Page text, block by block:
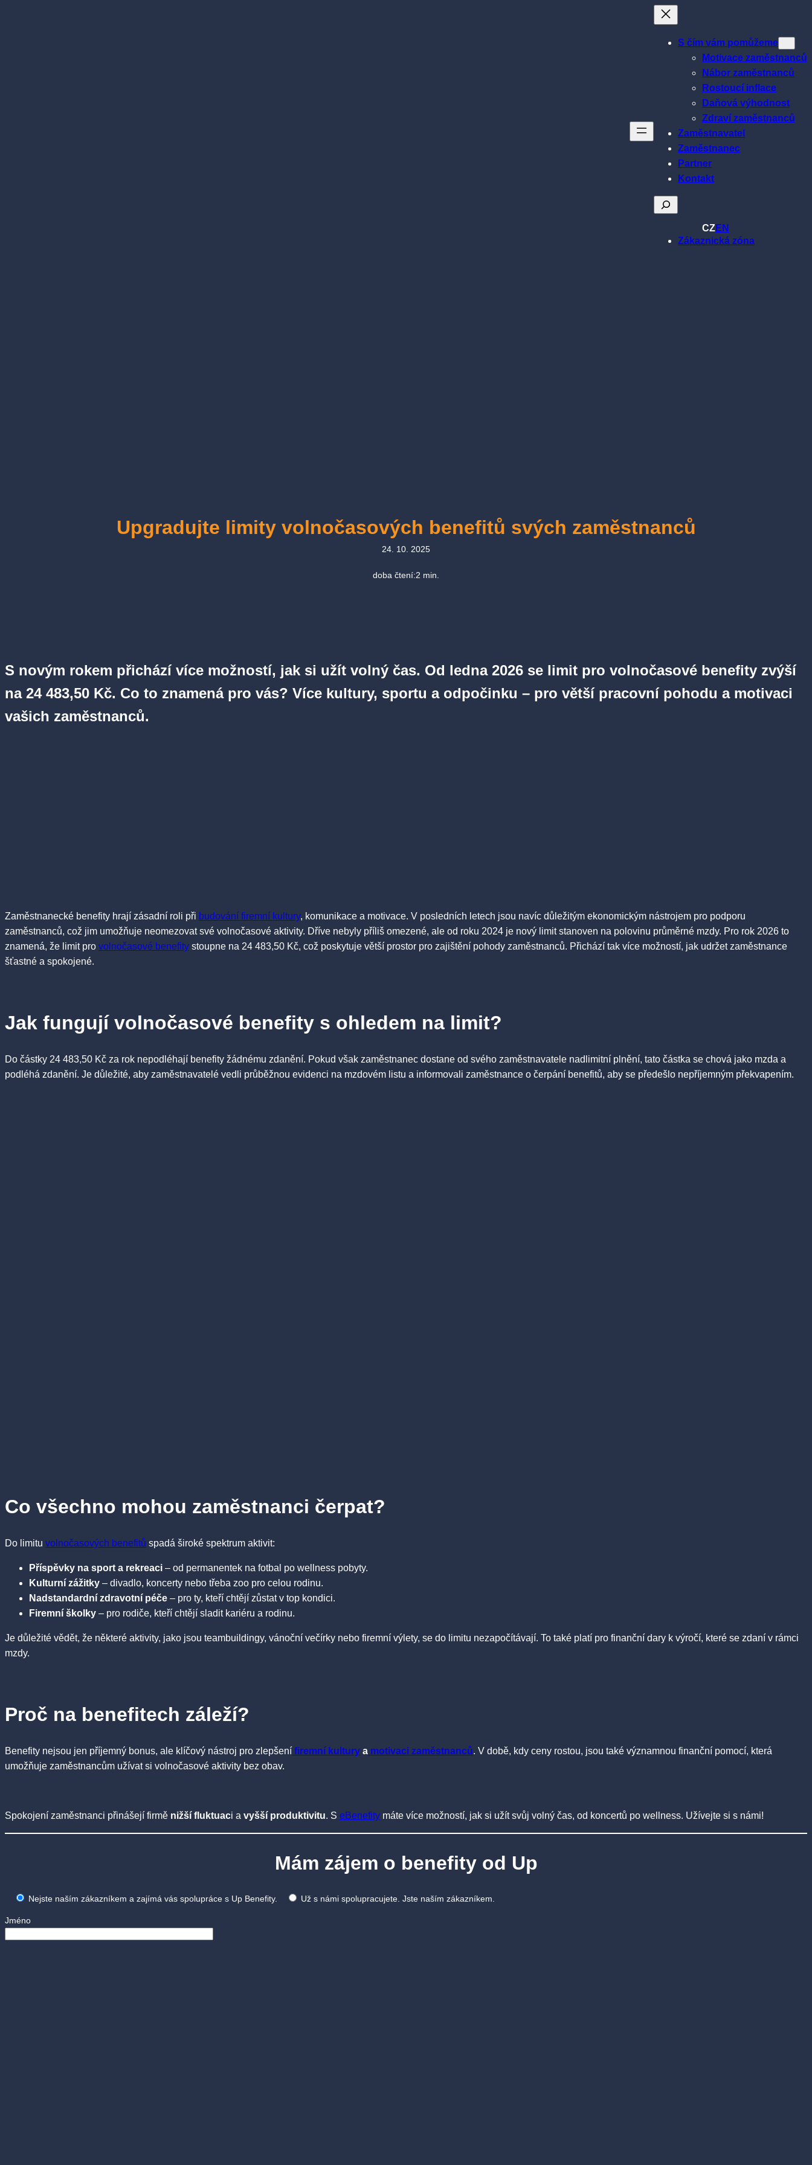
S čím vám pomůžeme
Motivace zaměstnanců
Nábor zaměstnanců
Rostoucí inflace
Daňová výhodnost
Zdraví zaměstnanců
Zaměstnavatel
Zaměstnanec
Partner
Kontakt
Hledat
CZEN
Zákaznická zóna
Upgradujte limity volnočasových benefitů svých zaměstnanců
24. 10. 2025
doba čtení:2 min.
S novým rokem přichází více možností, jak si užít volný čas. Od ledna 2026 se limit pro volnočasové benefity zvýší
na 24 483,50 Kč. Co to znamená pro vás? Více kultury, sportu a odpočinku – pro větší pracovní pohodu a motivaci
vašich zaměstnanců.
Zaměstnanecké benefity hrají zásadní roli při budování firemní kultury, komunikace a motivace. V posledních letech jsou navíc důležitým ekonomickým nástrojem pro podporu
zaměstnanců, což jim umožňuje neomezovat své volnočasové aktivity. Dříve nebyly příliš omezené, ale od roku 2024 je nový limit stanoven na polovinu průměrné mzdy. Pro rok 2026 to
znamená, že limit pro volnočasové benefity stoupne na 24 483,50 Kč, což poskytuje větší prostor pro zajištění pohody zaměstnanců. Přichází tak více možností, jak udržet zaměstnance
šťastné a spokojené.
Jak fungují volnočasové benefity s ohledem na limit?
Do částky 24 483,50 Kč za rok nepodléhají benefity žádnému zdanění. Pokud však zaměstnanec dostane od svého zaměstnavatele nadlimitní plnění, tato částka se chová jako mzda a
podléhá zdanění. Je důležité, aby zaměstnavatelé vedli průběžnou evidenci na mzdovém listu a informovali zaměstnance o čerpání benefitů, aby se předešlo nepříjemným překvapením.
Co všechno mohou zaměstnanci čerpat?
Do limitu volnočasových benefitů spadá široké spektrum aktivit:
Příspěvky na sport a rekreaci – od permanentek na fotbal po wellness pobyty.
Kulturní zážitky – divadlo, koncerty nebo třeba zoo pro celou rodinu.
Nadstandardní zdravotní péče – pro ty, kteří chtějí zůstat v top kondici.
Firemní školky – pro rodiče, kteří chtějí sladit kariéru a rodinu.
Je důležité vědět, že některé aktivity, jako jsou teambuildingy, vánoční večírky nebo firemní výlety, se do limitu nezapočítávají. To také platí pro finanční dary k výročí, které se zdaní v rámci
mzdy.
Proč na benefitech záleží?
Benefity nejsou jen příjemný bonus, ale klíčový nástroj pro zlepšení firemní kultury a motivaci zaměstnanců. V době, kdy ceny rostou, jsou také významnou finanční pomocí, která
umožňuje zaměstnancům užívat si volnočasové aktivity bez obav.
Spokojení zaměstnanci přinášejí firmě nižší fluktuaci a vyšší produktivitu. S eBenefity máte více možností, jak si užít svůj volný čas, od koncertů po wellness. Užívejte si s námi!
Mám zájem o benefity od Up
Nejste naším zákazníkem a zajímá vás spolupráce s Up Benefity. Už s námi spolupracujete. Jste naším zákazníkem.
Jméno